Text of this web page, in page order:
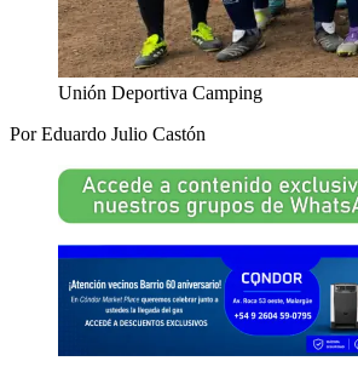
Unión Deportiva Camping
Por Eduardo Julio Castón